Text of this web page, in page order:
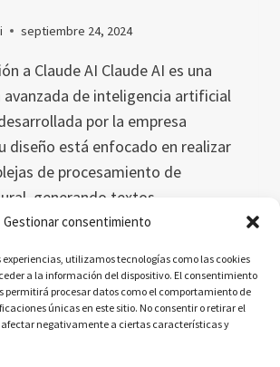
Gestionar consentimiento
experiencias, utilizamos tecnologías como las cookies
a la información del dispositivo. El consentimiento
permitirá procesar datos como el comportamiento de
únicas en este sitio. No consentir o retirar el
negativamente a ciertas características y
septiembre 24, 2024
a Claude AI Claude AI es una
de inteligencia artificial
por la empresa
diseño está enfocado en realizar
de procesamiento de
generando textos,
documentos extensos y
su enfoque ético y seguro,
“IA…